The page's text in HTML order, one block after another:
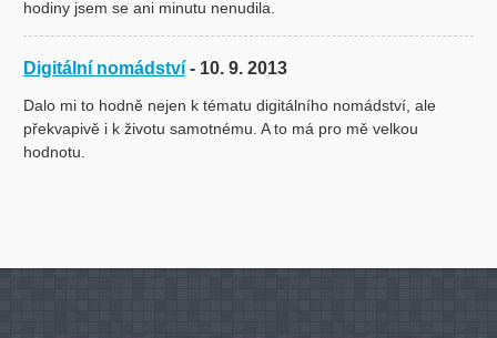
hodiny jsem se ani minutu nenudila.
Digitální nomádství - 10. 9. 2013
Dalo mi to hodně nejen k tématu digitálního nomádství, ale
překvapivě i k životu samotnému. A to má pro mě velkou
hodnotu.